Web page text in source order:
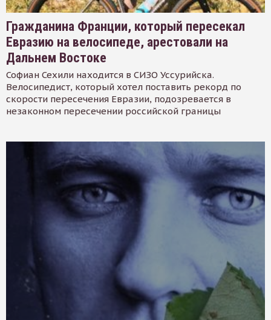
Гражданина Франции, который пересекал
Евразию на велосипеде, арестовали на
Дальнем Востоке
Софиан Сехили находится в СИЗО Уссурийска.
Велосипедист, который хотел поставить рекорд по
скорости пересечения Евразии, подозревается в
незаконном пересечении российской границы